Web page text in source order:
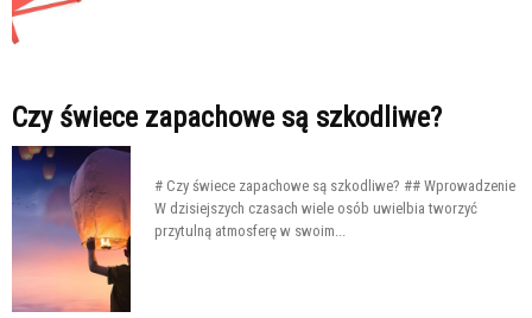
Czy świece zapachowe są szkodliwe?
# Czy świece zapachowe są szkodliwe? ## Wprowadzenie
W dzisiejszych czasach wiele osób uwielbia tworzyć
przytulną atmosferę w swoim...